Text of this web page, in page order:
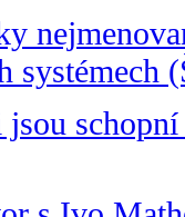
systémech